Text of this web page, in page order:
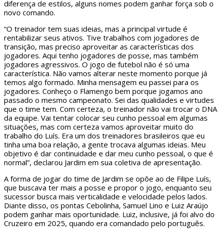
diferença de estilos, alguns nomes podem ganhar força sob o
novo comando.
“O treinador tem suas ideias, mas a principal virtude é
rentabilizar seus ativos. Tive trabalhos com jogadores de
transição, mas preciso aproveitar as características dos
jogadores. Aqui tenho jogadores de posse, mas também
jogadores agressivos. O jogo de futebol não é só uma
característica. Não vamos alterar neste momento porque já
temos algo formado. Minha mensagem eu passei para os
jogadores. Conheço o Flamengo bem porque jogamos ano
passado o mesmo campeonato. Sei das qualidades e virtudes
que o time tem. Com certeza, o treinador não vai trocar o DNA
da equipe. Vai tentar colocar seu cunho pessoal em algumas
situações, mas com certeza vamos aproveitar muito do
trabalho do Luís. Era um dos treinadores brasileiros que eu
tinha uma boa relação, a gente trocava algumas ideias. Meu
objetivo é dar continuidade e dar meu cunho pessoal, o que é
normal”, declarou Jardim em sua coletiva de apresentação.
A forma de jogar do time de Jardim se opõe ao de Filipe Luís,
que buscava ter mais a posse e propor o jogo, enquanto seu
sucessor busca mais verticalidade e velocidade pelos lados.
Diante disso, os pontas Cebolinha, Samuel Lino e Luiz Araújo
podem ganhar mais oportunidade. Luiz, inclusive, já foi alvo do
Cruzeiro em 2025, quando era comandado pelo português.